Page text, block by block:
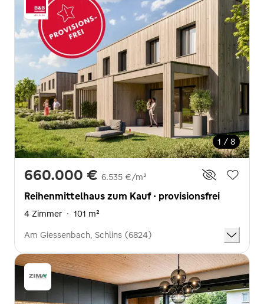
1 / 8
660.000 € 6.535 €/m²
Reihenmittelhaus zum Kauf · provisionsfrei
4 Zimmer · 101 m²
Am Giessenbach, Schlins (6824)